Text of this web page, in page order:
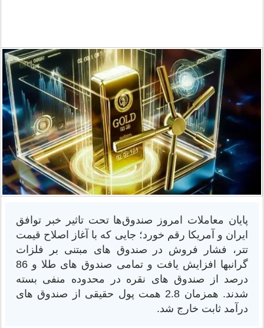
پایان معاملات امروز صندوق‌ها تحت تاثیر خبر توافق
ایران و آمریکا رقم خورد؛ جایی که با آغاز اصلاح قیمت
تتر، فشار فروش در صندوق های مبتنی بر فلزات
گرانبها افزایش یافت و تمامی صندوق های طلا و 86
درصد از صندوق ‌های نقره در محدوده منفی بسته
شدند. همزمان 2.8 همت پول حقیقی از صندوق های
درآمد ثابت خارج شد.